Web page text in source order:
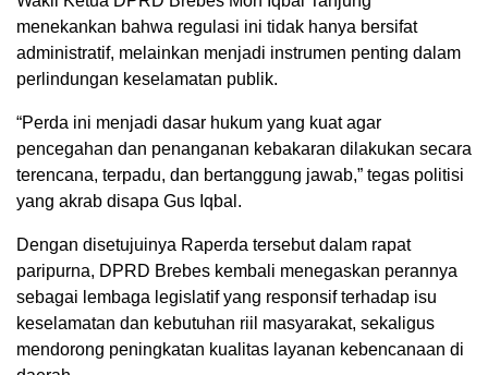
menekankan bahwa regulasi ini tidak hanya bersifat
administratif, melainkan menjadi instrumen penting dalam
perlindungan keselamatan publik.
“Perda ini menjadi dasar hukum yang kuat agar
pencegahan dan penanganan kebakaran dilakukan secara
terencana, terpadu, dan bertanggung jawab,” tegas politisi
yang akrab disapa Gus Iqbal.
Dengan disetujuinya Raperda tersebut dalam rapat
paripurna, DPRD Brebes kembali menegaskan perannya
sebagai lembaga legislatif yang responsif terhadap isu
keselamatan dan kebutuhan riil masyarakat, sekaligus
mendorong peningkatan kualitas layanan kebencanaan di